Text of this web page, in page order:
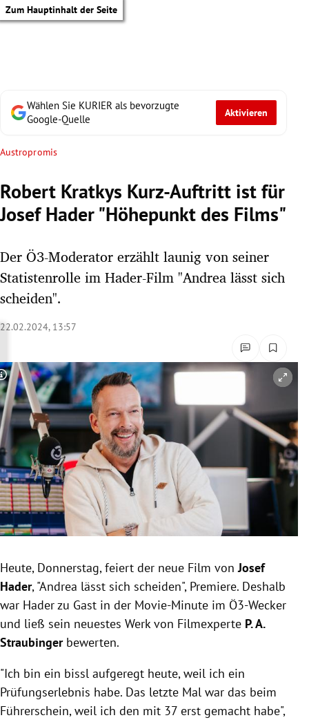
Zum Hauptinhalt der Seite
Untermenü
Untermenü
Untermenü
Untermenü
Untermenü
Untermenü
Untermenü
Untermenü
Wählen Sie KURIER als bevorzugte
Google-Quelle
Aktivieren
Austropromis
Robert Kratkys Kurz-Auftritt ist für
Josef Hader "Höhepunkt des Films"
Der Ö3-Moderator erzählt launig von seiner
Statistenrolle im Hader-Film "Andrea lässt sich
scheiden".
22.02.2024, 13:57
Copyright-Hinweis öffnen/schließen
Heute, Donnerstag, feiert der neue Film vonJosef
Hader, "Andrea lässt sich scheiden", Premiere. Deshalb
war Hader zu Gast in der Movie-Minute im Ö3-Wecker
und ließ sein neuestes Werk von Filmexperte P. A.
Straubingerbewerten.
"Ich bin ein bissl aufgeregt heute, weil ich ein
Prüfungserlebnis habe. Das letzte Mal war das beim
Führerschein, weil ich den mit 37 erst gemacht habe",